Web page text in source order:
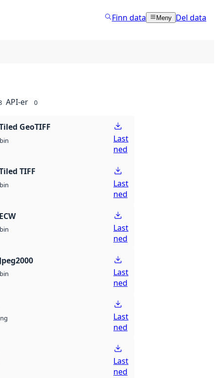
Finn data Meny Del data
API-er 0
GeoTIFF
bin
Last
ned
TIFF
bin
Last
ned
bin
Last
ned
bin
Last
ned
Last
ned
Last
ned